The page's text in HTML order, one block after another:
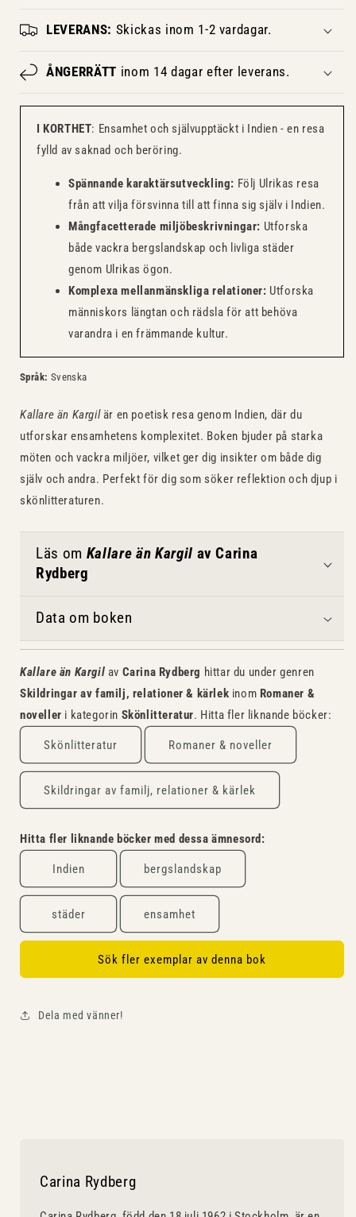
LEVERANS: Skickas inom 1-2 vardagar.
ÅNGERRÄTT inom 14 dagar efter leverans.
I KORTHET: Ensamhet och självupptäckt i Indien - en resa
fylld av saknad och beröring.
Spännande karaktärsutveckling: Följ Ulrikas resa
från att vilja försvinna till att finna sig själv i Indien.
Mångfacetterade miljöbeskrivningar: Utforska
både vackra bergslandskap och livliga städer
genom Ulrikas ögon.
Komplexa mellanmänskliga relationer: Utforska
människors längtan och rädsla för att behöva
varandra i en främmande kultur.
Språk: Svenska
Kallare än Kargilär en poetisk resa genom Indien, där du
utforskar ensamhetens komplexitet. Boken bjuder på starka
möten och vackra miljöer, vilket ger dig insikter om både dig
själv och andra. Perfekt för dig som söker reflektion och djup i
skönlitteraturen.
Läs om Kallare än Kargil av Carina
Rydberg
Data om boken
Kallare än Kargil av Carina Rydberg hittar du under genren
Skildringar av familj, relationer & kärlek inom Romaner &
noveller i kategorin Skönlitteratur. Hitta fler liknande böcker:
Skönlitteratur Romaner & noveller
Skildringar av familj, relationer & kärlek
Hitta fler liknande böcker med dessa ämnesord:
Indien bergslandskap
städer ensamhet
Sök fler exemplar av denna bok
Dela med vänner!
Carina Rydberg